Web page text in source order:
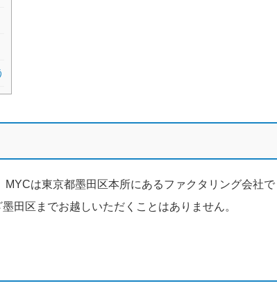
は東京都墨田区本所にあるファクタリング会社で
田区までお越しいただくことはありません。